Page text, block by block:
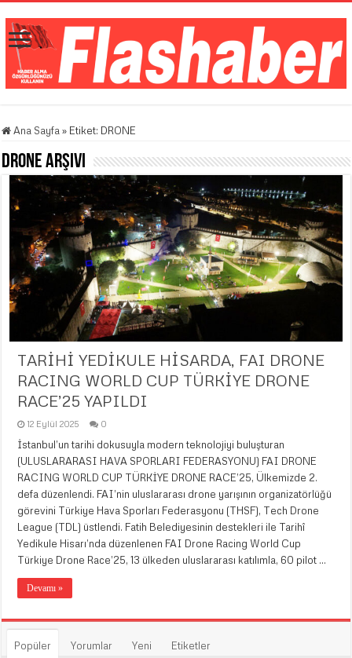
Ana Sayfa » Etiket: DRONE
DRONEArşivi
TARİHİ YEDİKULE HİSARDA, FAI DRONE
RACING WORLD CUP TÜRKİYE DRONE
RACE’25 YAPILDI
12 Eylül 2025 0
İstanbul’un tarihi dokusuyla modern teknolojiyi buluşturan
(ULUSLARARASI HAVA SPORLARI FEDERASYONU) FAI DRONE
RACING WORLD CUP TÜRKİYE DRONE RACE’25, Ülkemizde 2.
defa düzenlendi. FAI’nin uluslararası drone yarışının organizatörlüğü
görevini Türkiye Hava Sporları Federasyonu (THSF), Tech Drone
League (TDL) üstlendi. Fatih Belediyesinin destekleri ile Tarihî
Yedikule Hisarı’nda düzenlenen FAI Drone Racing World Cup
Türkiye Drone Race’25, 13 ülkeden uluslararası katılımla, 60 pilot …
Devamı »
Popüler Yorumlar Yeni Etiketler